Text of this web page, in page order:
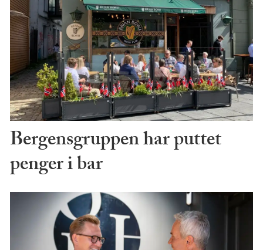
Bergensgruppen har puttet
penger i bar